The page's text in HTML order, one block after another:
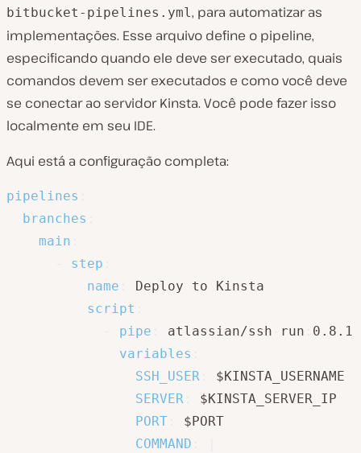
bitbucket-pipelines.yml, para automatizar as
implementações. Esse arquivo define o pipeline,
especificando quando ele deve ser executado, quais
comandos devem ser executados e como você deve
se conectar ao servidor Kinsta. Você pode fazer isso
localmente em seu IDE.
Aqui está a configuração completa:
pipelines
branches
main
step
name
Deploy to Kinsta
script
pipe atlassian/ssh run
0.8.1
variables
SSH_USER
$KINSTA_USERNAME
SERVER
$KINSTA_SERVER_IP
PORT
$PORT
COMMAND